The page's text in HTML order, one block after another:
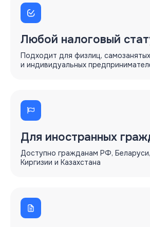
Любой налоговый
Подходит для физлиц, самозанятых
и индивидуальных
Для иностранных
Доступно гражданам РФ,
Киргизии и Казахстана